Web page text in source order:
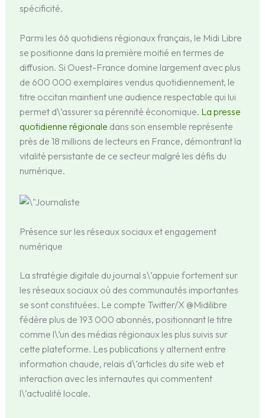
spécificité.
Parmi les 66 quotidiens régionaux français, le Midi Libre
se positionne dans la première moitié en termes de
diffusion. Si Ouest-France domine largement avec plus
de 600 000 exemplaires vendus quotidiennement, le
titre occitan maintient une audience respectable qui lui
permet d\’assurer sa pérennité économique. La presse
quotidienne régionale dans son ensemble représente
près de 18 millions de lecteurs en France, démontrant la
vitalité persistante de ce secteur malgré les défis du
numérique.
Présence sur les réseaux sociaux et engagement
numérique
La stratégie digitale du journal s\’appuie fortement sur
les réseaux sociaux où des communautés importantes
se sont constituées. Le compte Twitter/X @Midilibre
fédère plus de 193 000 abonnés, positionnant le titre
comme l\’un des médias régionaux les plus suivis sur
cette plateforme. Les publications y alternent entre
information chaude, relais d\’articles du site web et
interaction avec les internautes qui commentent
l\’actualité locale.